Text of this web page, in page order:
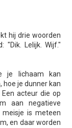
hij drie woorden
"Dik. Lelijk. Wijf."
je lichaam kan
hoe je dunner kan
acteur die op
aan negatieve
is meteen
en daar worden